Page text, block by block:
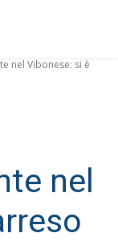
nel Vibonese: si è
nel